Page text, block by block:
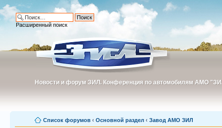
Новости и форум ЗИЛ. Конференция по автомобилям АМО
Новости и форум ЗИЛ. Конференция по автомобилям АМО
Расширенный поиск
Список форумов ‹ Основной раздел ‹ Завод АМО ЗИЛ